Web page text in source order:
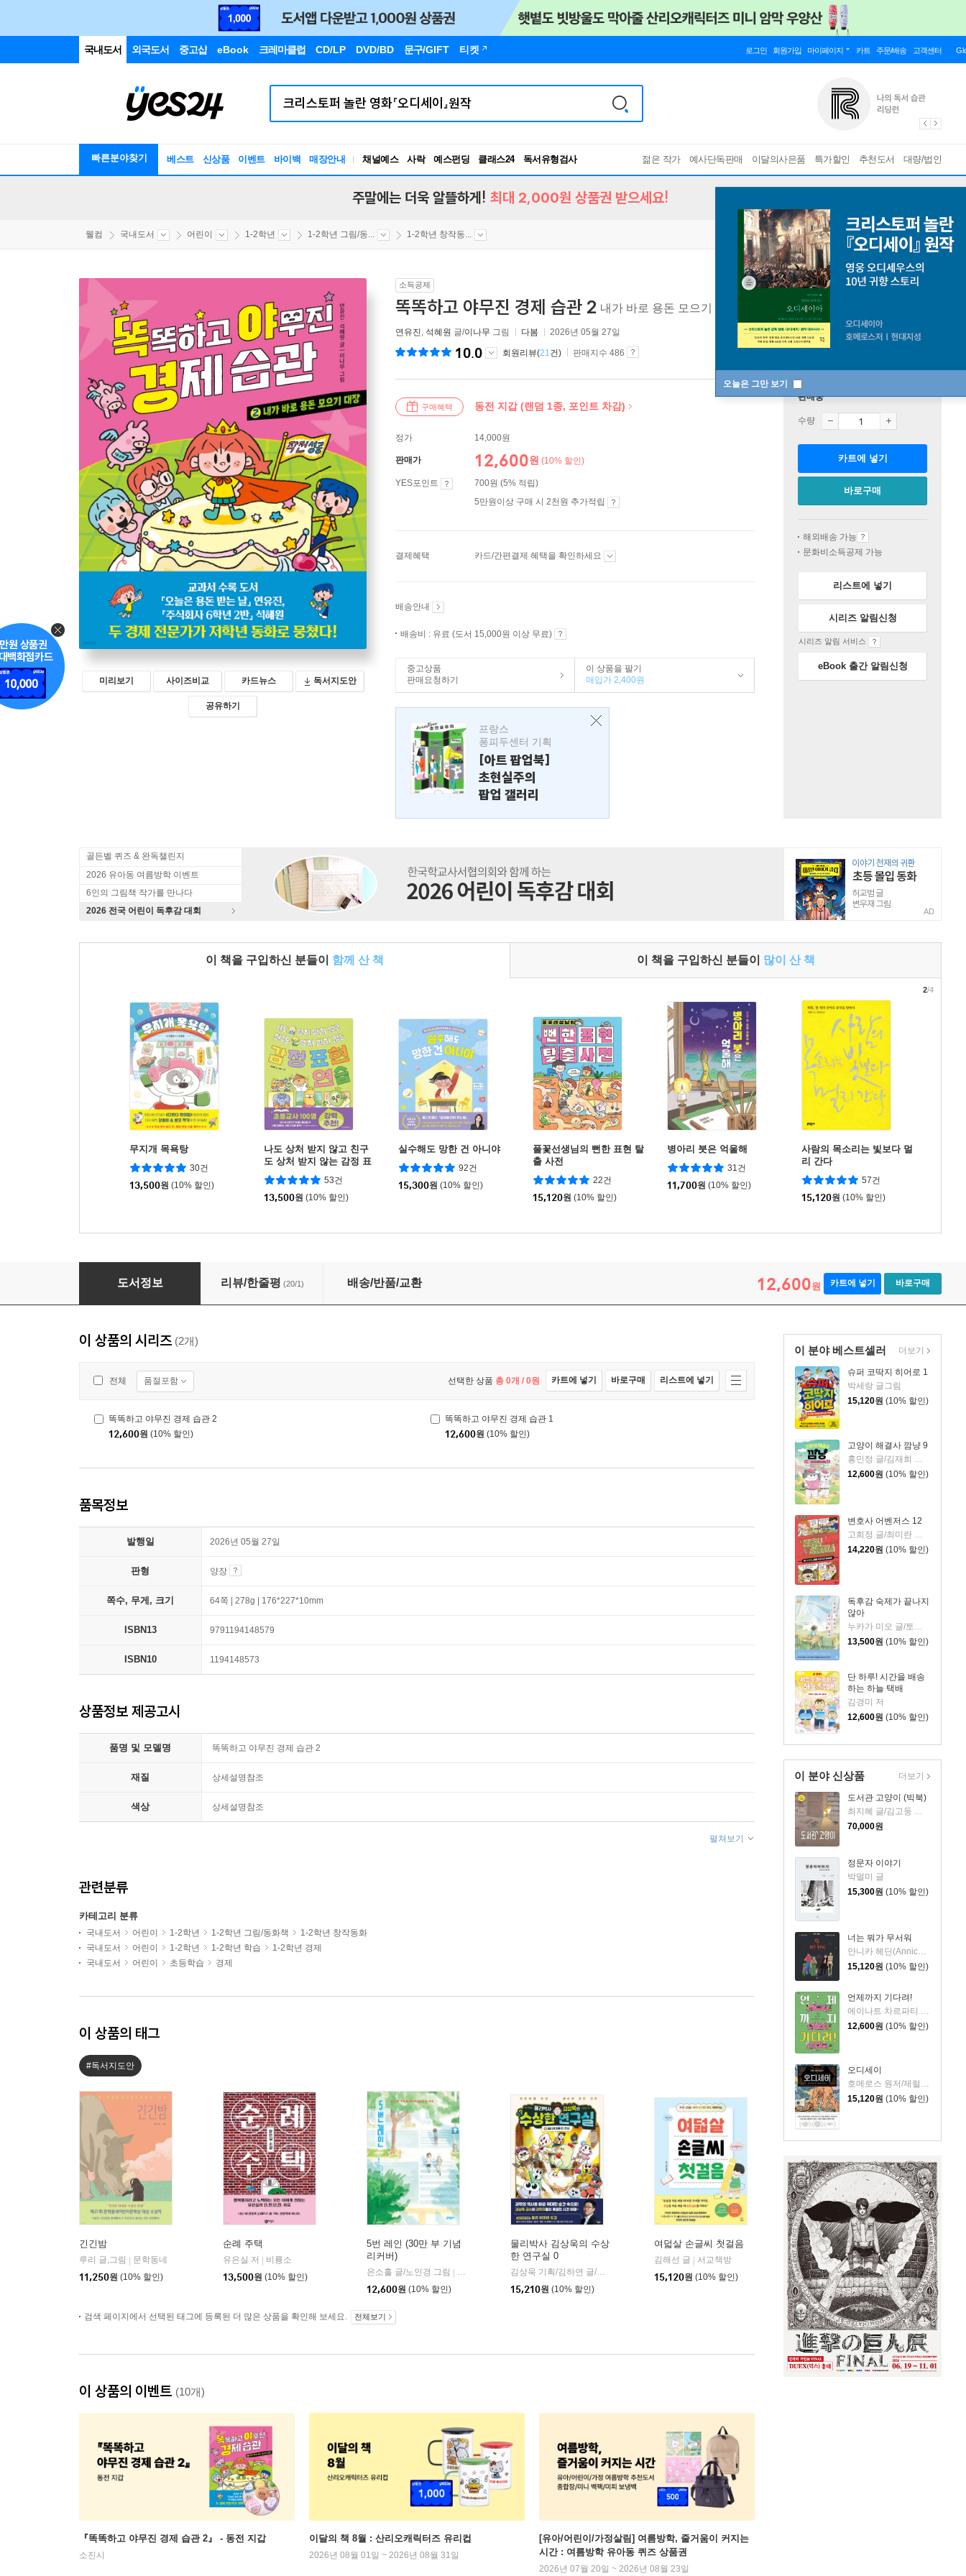
국내도서 외국도서 중고샵 eBook 크레마클럽 CD/LP DVD/BD 문구/GIFT 티켓 로그인 회원가입 마이페이지 카트 주문/배송 고객센터
빠른분야찾기 베스트 신상품 이벤트 바이백 매장안내 채널예스 사락 예스펀딩 클래스24
독서유형검사
RBTI Lab
젊은 작가 예사단독판매 이달의사은품 특가할인 추천도서 대량/법인
오늘은 그만 보기
주말에는 더욱 알뜰하게! 최대 2,000원 상품권 받으세요!
웰컴 국내도서 어린이 1-2학년 1-2학년 그림/동... 1-2학년 창작동...
미리보기 사이즈비교 카드뉴스 독서지도안
공유하기
소득공제
똑똑하고 야무진 경제 습관 2 내가 바로 용돈 모으기 대장
연유진 , 석혜원 글/이나무 그림 다봄 2026년 05월 27일
10.0 회원리뷰(21건) 판매지수 486
구매혜택 동전 지갑 (랜덤 1종, 포인트 차감)
정가 14,000원
판매가 12,600원 (10% 할인)
YES포인트
700원 (5% 적립)
5만원이상 구매 시 2천원 추가적립
결제혜택 카드/간편결제 혜택을 확인하세요
배송안내
배송비 : 유료 (도서 15,000원 이상 무료)
중고상품
판매요청하기
이 상품을 팔기
매입가 2,400원
프랑스
퐁피두센터 기획
[아트 팝업북]
초현실주의
팝업 갤러리
판매중
수량
카트에 넣기
바로구매
해외배송 가능
문화비소득공제 가능
리스트에 넣기
시리즈 알림신청
시리즈 알림 서비스
eBook 출간 알림신청
골든벨 퀴즈 & 완독챌린지
2026 유아동 여름방학 이벤트
6인의 그림책 작가를 만나다
2026 전국 어린이 독후감 대회
AD
이 책을 구입하신 분들이 함께 산 책 이 책을 구입하신 분들이 많이 산 책
무지개 목욕탕
30건
13,500원 (10% 할인)
나도 상처 받지 않고 친구
도 상처 받지 않는 감정 표
현 연습
53건
13,500원 (10% 할인)
실수해도 망한 건 아니야
92건
15,300원 (10% 할인)
풀꽃선생님의 뻔한 표현 탈
출 사전
22건
15,120원 (10% 할인)
병아리 붓은 억울해
31건
11,700원 (10% 할인)
사람의 목소리는 빛보다 멀
리 간다
57건
15,120원 (10% 할인)
2/4
똑똑하고 야무진 경제 습관 2
도서정보 리뷰/한줄평 (20/1) 배송/반품/교환 12,600원 카트에 넣기 바로구매
이 분야 베스트셀러
슈퍼 코딱지 히어로 1
박세랑 글그림
15,120원 (10% 할인)
고양이 해결사 깜냥 9
홍민정 글/김재희 그림
12,600원 (10% 할인)
변호사 어벤저스 12
고희정 글/최미란 그림/신주영 감수
14,220원 (10% 할인)
독후감 숙제가 끝나지
않아
13,500원 (10% 할인)
단 하루! 시간을 배송
하는 하늘 택배
김경미 저
12,600원 (10% 할인)
더보기
이 분야 신상품
도서관 고양이 (빅북)
최지혜 글/김고둥 그림
70,000원
정문자 이야기
박멀미 글
15,300원 (10% 할인)
너는 뭐가 무서워
안니카 헤딘(Annica Hedin) 글/한나 클린타게 (Hanna Klinthage) 그림
15,120원 (10% 할인)
언제까지 기다려!
에이나트 차르파티 글그림/정재원 역
12,600원 (10% 할인)
오디세이
15,120원 (10% 할인)
더보기
이 상품의 시리즈 (2개)
전체 품절포함 선택한 상품 총 0개 / 0원 카트에 넣기 바로구매 리스트에 넣기
똑똑하고 야무진 경제 습관 2
12,600원 (10% 할인)
똑똑하고 야무진 경제 습관 1
12,600원 (10% 할인)
품목정보
발행일 2026년 05월 27일
판형 양장
쪽수, 무게, 크기 64쪽 | 278g | 176*227*10mm
ISBN13 9791194148579
ISBN10 1194148573
상품정보 제공고시
품명 및 모델명 똑똑하고 야무진 경제 습관 2
재질 상세설명참조
색상 상세설명참조
펼쳐보기
관련분류
카테고리 분류
국내도서 어린이 1-2학년 1-2학년 그림/동화책
1-2학년 창작동화
국내도서
어린이 1-2학년 1-2학년 학습
1-2학년 경제
국내도서
어린이 초등학습 경제
이 상품의 태그
#독서지도안
긴긴밤
루리 글,그림
문학동네
11,250원 (10% 할인)
순례 주택
유은실 저
비룡소
13,500원 (10% 할인)
5번 레인 (30만 부 기념
리커버)
은소홀 글/노인경 그림
문학동네
12,600원 (10% 할인)
물리박사 김상욱의 수상
한 연구실 0
김상욱 기획/김하연 글/정순규 그림
아울북
15,210원 (10% 할인)
여덟살 손글씨 첫걸음
김해선 글
서교책방
15,120원 (10% 할인)
검색 페이지에서 선택된 태그에 등록된 더 많은 상품을 확인해 보세요. 전체보기
이 상품의 이벤트 (10개)
『똑똑하고 야무진 경제 습관 2』 - 동전 지갑
소진시
이달의 책 8월 : 산리오캐릭터즈 유리컵
2026년 08월 01일 ~ 2026년 08월 31일
[유아/어린이/가정살림] 여름방학, 줄거움이 커지는
시간 : 여름방학 유아동 퀴즈 상품권
2026년 07월 20일 ~ 2026년 08월 23일